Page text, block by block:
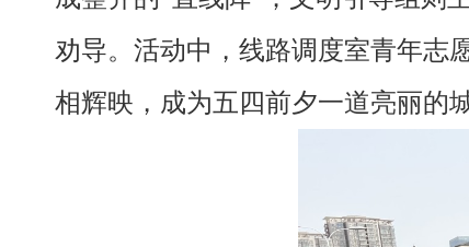
劝导。活动中，线路调度室青年志
相辉映，成为五四前夕一道亮丽的